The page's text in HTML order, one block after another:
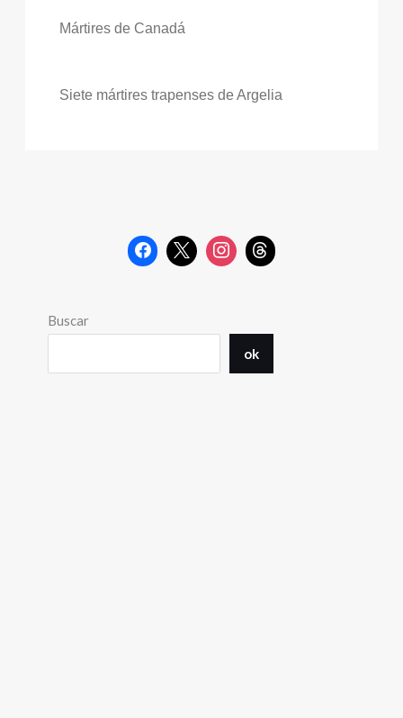
Mártires de Canadá
Siete mártires trapenses de Argelia
Buscar
ok